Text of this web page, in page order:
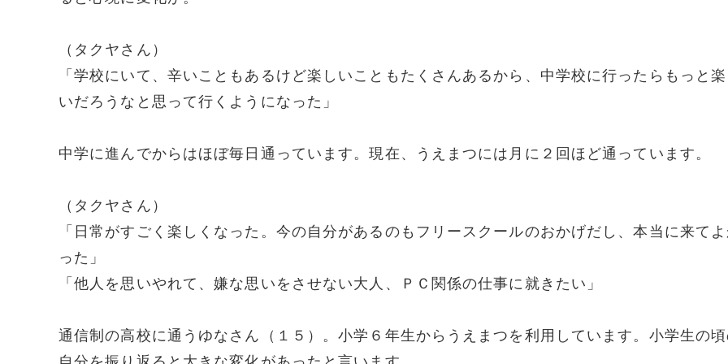
（タクヤさん）
「学校にいて、辛いこともあるけど楽しいこともたくさんあるから、中学校に行ったらもっと楽
いだろうなと思って行くようになった」
中学に進んでからはほぼ毎日通っています。現在、うえまつには月に２回ほど通っています。
（タクヤさん）
「日常がすごく楽しくなった。今の自分があるのもフリースクールのおかげだし、本当に来て
った」
「他人を思いやれて、嫌な思いをさせない大人、ＰＣ関係の仕事に就きたい」
通信制の高校に通うゆなさん（１５）。小学６年生からうえまつを利用しています。小学生の